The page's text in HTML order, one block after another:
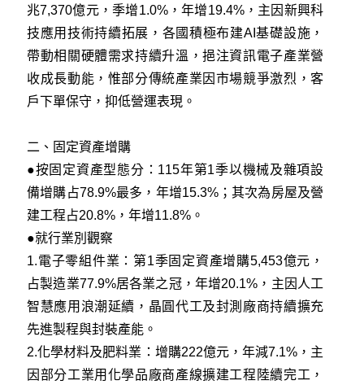
兆7,370億元，季增1.0%，年增19.4%，主因新興科
技應用技術持續拓展，各國積極布建AI基礎設施，
帶動相關硬體需求持續升溫，挹注資訊電子產業營
收成長動能，惟部分傳統產業因市場競爭激烈，客
戶下單保守，抑低營運表現。
二、固定資產增購
●按固定資產型態分：115年第1季以機械及雜項設
備增購占78.9%最多，年增15.3%；其次為房屋及營
建工程占20.8%，年增11.8%。
●就行業別觀察
1.電子零組件業：第1季固定資產增購5,453億元，
占製造業77.9%居各業之冠，年增20.1%，主因人工
智慧應用浪潮延續，晶圓代工及封測廠商持續擴充
先進製程與封裝產能。
2.化學材料及肥料業：增購222億元，年減7.1%，主
因部分工業用化學品廠商產線擴建工程陸續完工，